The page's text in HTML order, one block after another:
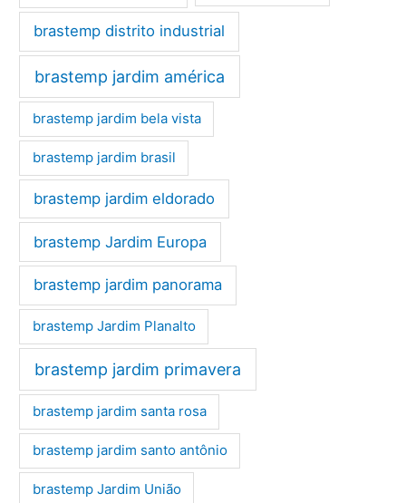
brastemp distrito industrial
brastemp jardim américa
brastemp jardim bela vista
brastemp jardim brasil
brastemp jardim eldorado
brastemp Jardim Europa
brastemp jardim panorama
brastemp Jardim Planalto
brastemp jardim primavera
brastemp jardim santa rosa
brastemp jardim santo antônio
brastemp Jardim União